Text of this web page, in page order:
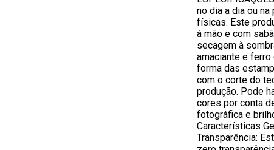
no dia a dia ou
físicas. Este
à mão e com
secagem à
amaciante e ferro
forma das
com o corte do
produção. Pode
cores por conta
fotográfica e
Características
Transparência: